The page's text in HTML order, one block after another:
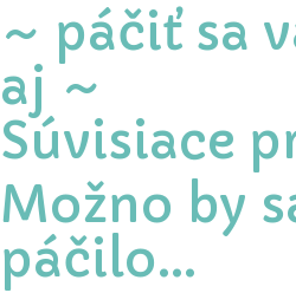
~ páčiť sa
aj ~
Súvisiace
Možno by
páčilo…